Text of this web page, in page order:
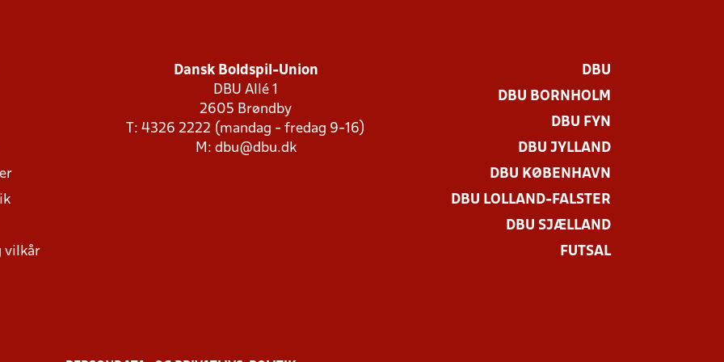
vilkår
Dansk Boldspil-Union
DBU Allé 1
2605 Brøndby
T: 4326 2222 (mandag - fredag 9-16)
M: dbu@dbu.dk
DBU
DBU BORNHOLM
DBU FYN
DBU JYLLAND
DBU KØBENHAVN
DBU LOLLAND-FALSTER
DBU SJÆLLAND
FUTSAL